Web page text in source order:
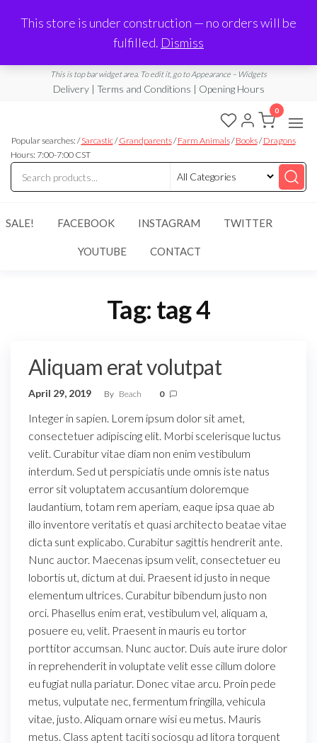
Limited Edition Products & Digital Downloads
info@ramblingboho.com
This is top bar widget area. To edit it, go to Appearance – Widgets
Delivery | Terms and Conditions | Opening Hours
Rambling
Boho
of
Everything
Popular searches: /Sarcastic/Grandparents/Farm Animals/Books/Dragons
Hours: 7:00-7:00 CST
0
SALE! FACEBOOK INSTAGRAM TWITTER
YOUTUBE CONTACT
This store is under construction — no orders will be
fulfilled. Dismiss
Tag: tag 4
Aliquam erat volutpat
April 29, 2019 By Beach 0
Integer in sapien. Lorem ipsum dolor sit amet,
consectetuer adipiscing elit. Morbi scelerisque luctus
velit. Curabitur vitae diam non enim vestibulum
interdum. Sed ut perspiciatis unde omnis iste natus
error sit voluptatem accusantium doloremque
laudantium, totam rem aperiam, eaque ipsa quae ab
illo inventore veritatis et quasi architecto beatae vitae
dicta sunt explicabo. Curabitur sagittis hendrerit ante.
Nunc auctor. Maecenas ipsum velit, consectetuer eu
lobortis ut, dictum at dui. Praesent id justo in neque
elementum ultrices. Curabitur bibendum justo non
orci. Phasellus enim erat, vestibulum vel, aliquam a,
posuere eu, velit. Praesent in mauris eu tortor
porttitor accumsan. Nunc auctor. Duis aute irure dolor
in reprehenderit in voluptate velit esse cillum dolore
eu fugiat nulla pariatur. Donec vitae arcu. Proin pede
metus, vulputate nec, fermentum fringilla, vehicula
vitae, justo. Aliquam ornare wisi eu metus. Mauris
metus. Class aptent taciti sociosqu ad litora torquent